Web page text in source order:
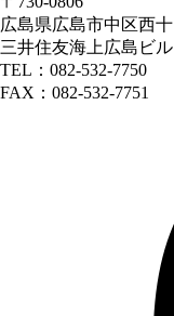
広島県広島市中区西
三井住友海上広島ビ
TEL：082-532-7750
FAX：082-532-7751